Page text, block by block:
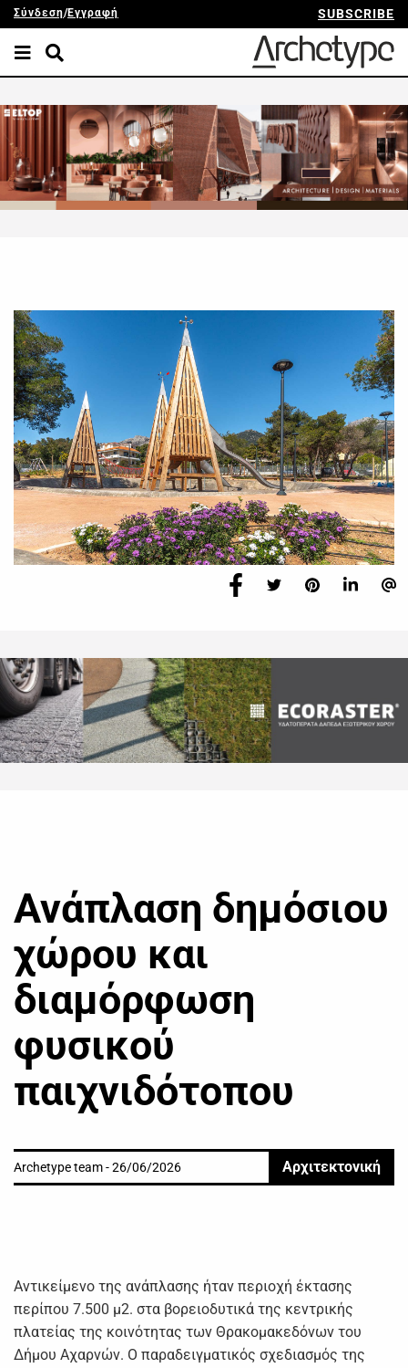
Σύνδεση/Εγγραφή SUBSCRIBE
Ανάπλαση δημόσιου
χώρου και
διαμόρφωση
φυσικού
παιχνιδότοπου
Archetype team - 26/06/2026 Αρχιτεκτονική
Αντικείμενο της ανάπλασης ήταν περιοχή έκτασης
περίπου 7.500 μ2. στα βορειοδυτικά της κεντρικής
πλατείας της κοινότητας των Θρακομακεδόνων του
Δήμου Αχαρνών. Ο παραδειγματικός σχεδιασμός της